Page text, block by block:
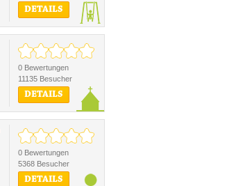
DETAILS
0 Bewertungen
11135 Besucher
DETAILS
0 Bewertungen
5368 Besucher
DETAILS